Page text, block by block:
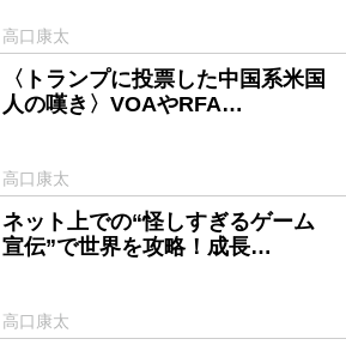
高口康太
〈トランプに投票した中国系米国
人の嘆き〉VOAやRFA…
高口康太
ネット上での“怪しすぎるゲーム
宣伝”で世界を攻略！成長…
高口康太